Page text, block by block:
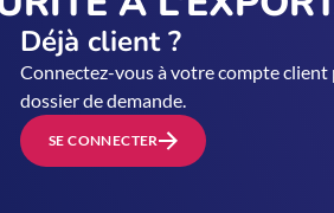
Déjà client ?
Connectez-vous à votre compte
dossier de demande.
SE CONNECTER